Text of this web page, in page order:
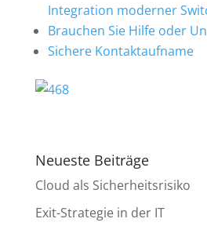
Integration moderner
Brauchen Sie Hilfe oder
Sichere Kontaktaufname
Neueste Beiträge
Cloud als Sicherheitsrisiko
Exit-Strategie in der IT